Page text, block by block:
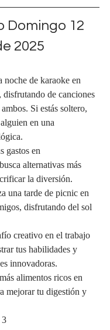
Domingo 12
2025
noche de karaoke en
de canciones
Si estás soltero,
en una
gastos en
alternativas más
la diversión.
una tarde de picnic en
disfrutando del sol
creativo en el trabajo
tus habilidades y
innovadoras.
alimentos ricos en
mejorar tu digestión y
3